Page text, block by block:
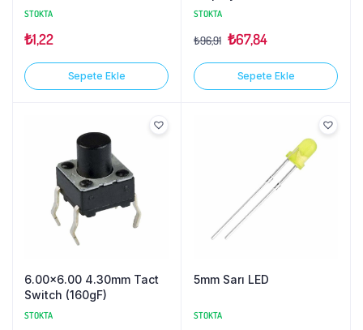
STOKTA
₺1,22
Sepete Ekle
STOKTA
₺96,91 ₺67,84
Sepete Ekle
6.00×6.00 4.30mm Tact
Switch (160gF)
STOKTA
5mm Sarı LED
STOKTA